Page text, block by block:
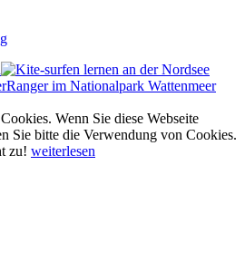
Ranger im Nationalpark Wattenmeer
Wenn Sie diese Webseite
Sie bitte die Verwendung von Cookies.
zu! weiterlesen